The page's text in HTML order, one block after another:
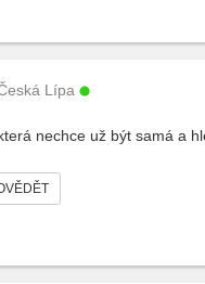
Lípa
nechce už být samá a